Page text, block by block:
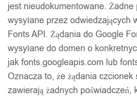
Dostawa w 24h
Zamówienia złożone do 14:00
Kod produktu: H70
Niedostępny
Brak w magazynie
jest nieudokumentowane. Żadne
wysyłane przez odwiedzających
Fonts API. Żądania do Google
wysyłane do domen o
jak fonts.googleapis.com lub
Oznacza to, że żądania czcionek
zawierają żadnych poświadczeń,